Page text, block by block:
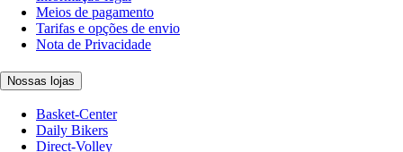
Meios de pagamento
Tarifas e opções de envio
Nota de Privacidade
Nossas lojas
Basket-Center
Daily Bikers
Direct-Volley